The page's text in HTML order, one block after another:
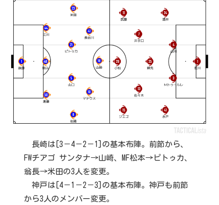
長崎は[3－4－2－1]の基本布陣。前節から、
FWチアゴ サンタナ→山崎、MF松本→ピトゥカ、
翁長→米田の3人を変更。
神戸は[4－1－2－3]の基本布陣。神戸も前節
から3人のメンバー変更。